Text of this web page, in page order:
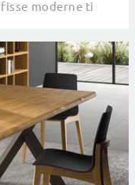
moderne ti